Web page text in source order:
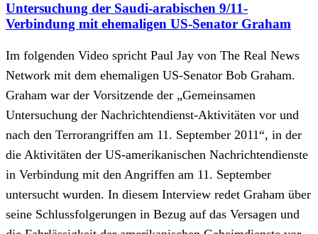
Untersuchung der Saudi-arabischen 9/11-
Verbindung mit ehemaligen US-Senator Graham
Im folgenden Video spricht Paul Jay von The Real News
Network mit dem ehemaligen US-Senator Bob Graham.
Graham war der Vorsitzende der „Gemeinsamen
Untersuchung der Nachrichtendienst-Aktivitäten vor und
nach den Terrorangriffen am 11. September 2011“, in der
die Aktivitäten der US-amerikanischen Nachrichtendienste
in Verbindung mit den Angriffen am 11. September
untersucht wurden. In diesem Interview redet Graham über
seine Schlussfolgerungen in Bezug auf das Versagen und